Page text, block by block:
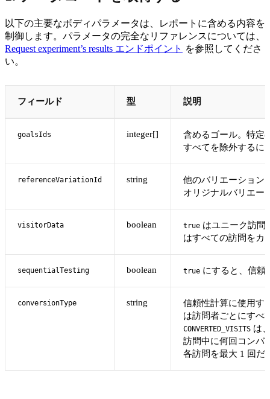
以下の主要なボディパラメータは、レポートに含める内容を
制御します。パラメータの完全なリファレンスについては、
Request experiment’s results エンドポイント を参照してくださ
い。
フィールド 型 説明
goalsIds integer[]
含めるゴール。特定
すべてを除外するに
referenceVariationId string
他のバリエーション
オリジナルバリエー
visitorData boolean true はユニーク訪問
はすべての訪問をカ
sequentialTesting boolean true にすると、信頼
conversionType string
信頼性計算に使用す
は訪問者ごとにすべ
CONVERTED_VISITS は
訪問中に何回コンバ
各訪問を最大 1 回だ